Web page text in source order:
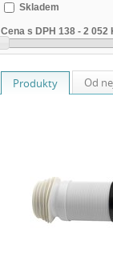
Skladem
Cena s DPH 138 - 2 052
Produkty Od